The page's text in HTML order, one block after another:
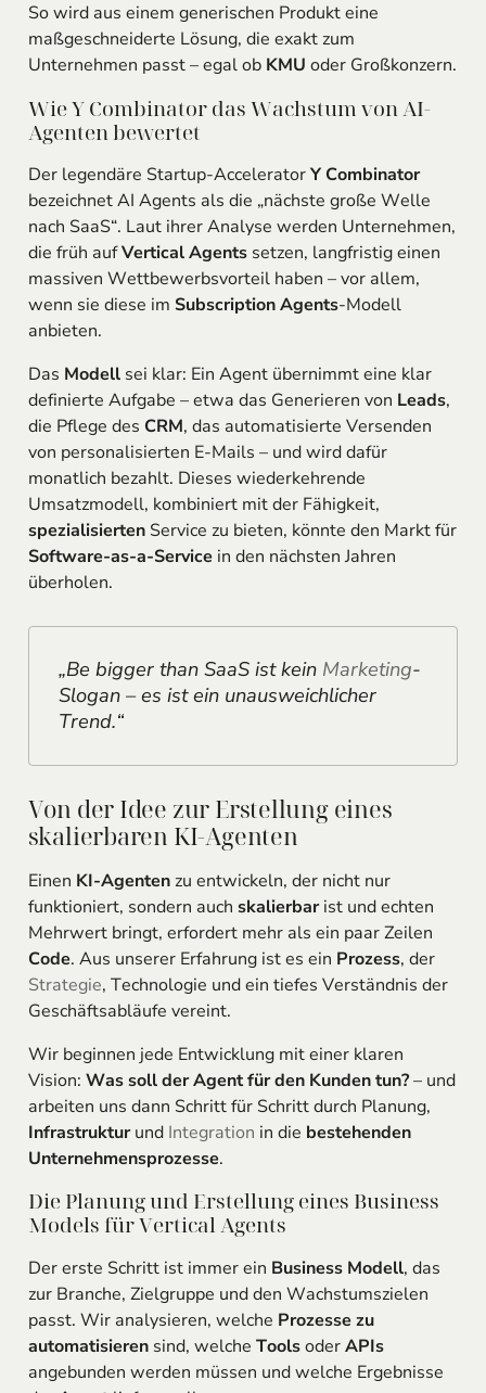
So wird aus einem generischen Produkt eine
maßgeschneiderte Lösung, die exakt zum
Unternehmen passt – egal ob KMU oder Großkonzern.
Wie Y Combinator das Wachstum von AI-
Agenten bewertet
Der legendäre Startup-AcceleratorY Combinator
bezeichnet AI Agents als die „nächste große Welle
nach SaaS“. Laut ihrer Analyse werden Unternehmen,
die früh aufVertical Agentssetzen, langfristig einen
massiven Wettbewerbsvorteil haben – vor allem,
wenn sie diese im Subscription Agents-Modell
anbieten.
Das Modellsei klar: Ein Agent übernimmt eine klar
definierte Aufgabe – etwa das Generieren von Leads,
die Pflege des CRM, das automatisierte Versenden
von personalisierten E-Mails – und wird dafür
monatlich bezahlt. Dieses wiederkehrende
Umsatzmodell, kombiniert mit der Fähigkeit,
spezialisiertenService zu bieten, könnte den Markt für
Software-as-a-Servicein den nächsten Jahren
überholen.
„Be bigger than SaaS ist kein Marketing-
Slogan – es ist ein unausweichlicher
Trend.“
Von der Idee zur Erstellung eines
skalierbaren KI-Agenten
Einen KI-Agentenzu entwickeln, der nicht nur
funktioniert, sondern auch skalierbarist und echten
Mehrwert bringt, erfordert mehr als ein paar Zeilen
Code. Aus unserer Erfahrung ist es ein Prozess, der
Strategie, Technologie und ein tiefes Verständnis der
Geschäftsabläufe vereint.
Wir beginnen jede Entwicklung mit einer klaren
Vision: Was soll der Agent für den Kunden tun?– und
arbeiten uns dann Schritt für Schritt durch Planung,
Infrastrukturund Integration in die bestehenden
Unternehmensprozesse.
Die Planung und Erstellung eines Business
Models für Vertical Agents
Der erste Schritt ist immer ein Business Modell, das
zur Branche, Zielgruppe und den Wachstumszielen
passt. Wir analysieren, welche Prozesse zu
automatisierensind, welche ToolsoderAPIs
angebunden werden müssen und welche Ergebnisse